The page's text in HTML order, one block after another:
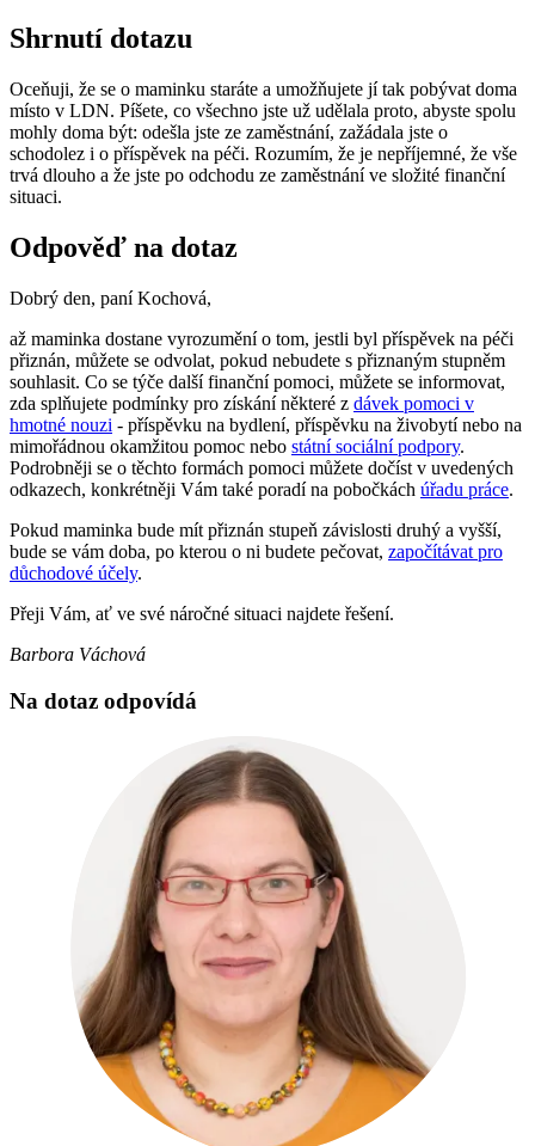
Shrnutí dotazu
Oceňuji, že se o maminku staráte a umožňujete jí tak pobývat doma
místo v LDN. Píšete, co všechno jste už udělala proto, abyste spolu
mohly doma být: odešla jste ze zaměstnání, zažádala jste o
schodolez i o příspěvek na péči. Rozumím, že je nepříjemné, že vše
trvá dlouho a že jste po odchodu ze zaměstnání ve složité finanční
situaci.
Odpověď na dotaz
Dobrý den, paní Kochová,
až maminka dostane vyrozumění o tom, jestli byl příspěvek na péči
přiznán, můžete se odvolat, pokud nebudete s přiznaným stupněm
souhlasit. Co se týče další finanční pomoci, můžete se informovat,
zda splňujete podmínky pro získání některé z dávek pomoci v
hmotné nouzi - příspěvku na bydlení, příspěvku na živobytí nebo na
mimořádnou okamžitou pomoc nebo státní sociální podpory.
Podrobněji se o těchto formách pomoci můžete dočíst v uvedených
odkazech, konkrétněji Vám také poradí na pobočkách úřadu práce.
Pokud maminka bude mít přiznán stupeň závislosti druhý a vyšší,
bude se vám doba, po kterou o ni budete pečovat, započítávat pro
důchodové účely.
Přeji Vám, ať ve své náročné situaci najdete řešení.
Barbora Váchová
Na dotaz odpovídá